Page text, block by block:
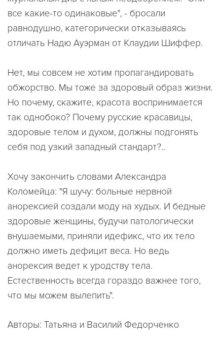
все какие-то одинаковые", - бросали
равнодушно, категорически отказываясь
отличать Надю Ауэрман от Клаудии Шиффер.
Нет, мы совсем не хотим пропагандировать
обжорство. Мы тоже за здоровый образ жизни.
Но почему, скажите, красота воспринимается
так однобоко? Почему русские красавицы,
здоровые телом и духом, должны подгонять
себя под узкий западный стандарт?..
Хочу закончить словами Александра
Коломейца: "Я шучу: больные нервной
анорексией создали моду на худых. И бедные
здоровые женщины, будучи патологически
внушаемыми, приняли идефикс, что их тело
должно иметь дефицит веса. Но ведь
анорексия ведет к уродству тела.
Естественность всегда гораздо важнее того,
что мы можем вылепить".
Авторы: Татьяна и Василий Федорченко